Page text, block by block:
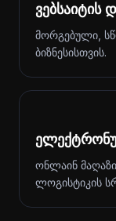
ვებსაიტის
მორგებული,
ბიზნესისთვის.
ონლაინ
ლოგისტიკის